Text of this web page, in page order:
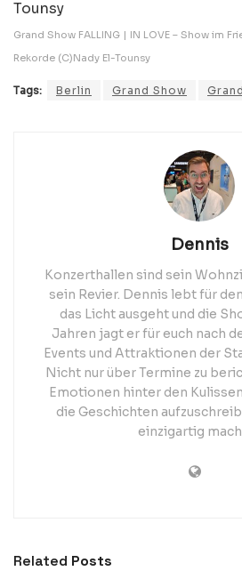
Grand Show FALLING | IN LOVE – Show im
Rekorde (C)Nady El-Tounsy
Tags: Berlin Grand Show
Dennis
Konzerthallen sind sein
sein Revier. Dennis lebt für
das Licht ausgeht und die
Jahren jagt er für euch nach
Events und Attraktionen der
Nicht nur über Termine zu
Emotionen hinter den
die Geschichten
einzigartig
Related Posts